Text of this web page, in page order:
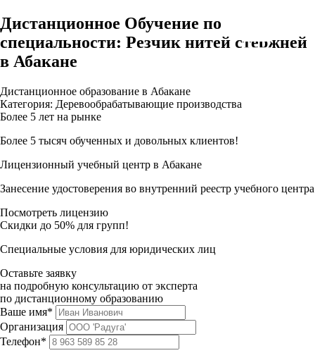
Дистанционное Обучение по
специальности: Резчик нитей стержней
в Абакане
Дистанционное образование в Абакане
Категория: Деревообрабатывающие производства
Более 5 лет на рынке
Более 5 тысяч обученных и довольных клиентов!
Лицензионный учебный центр в Абакане
Занесение удостоверения во внутренний реестр учебного центра
Посмотреть лицензию
Скидки до 50% для групп!
Специальные условия для юридических лиц
Оставьте заявку
на подробную консультацию от эксперта
по дистанционному образованию
Ваше имя*
Организация
Телефон*